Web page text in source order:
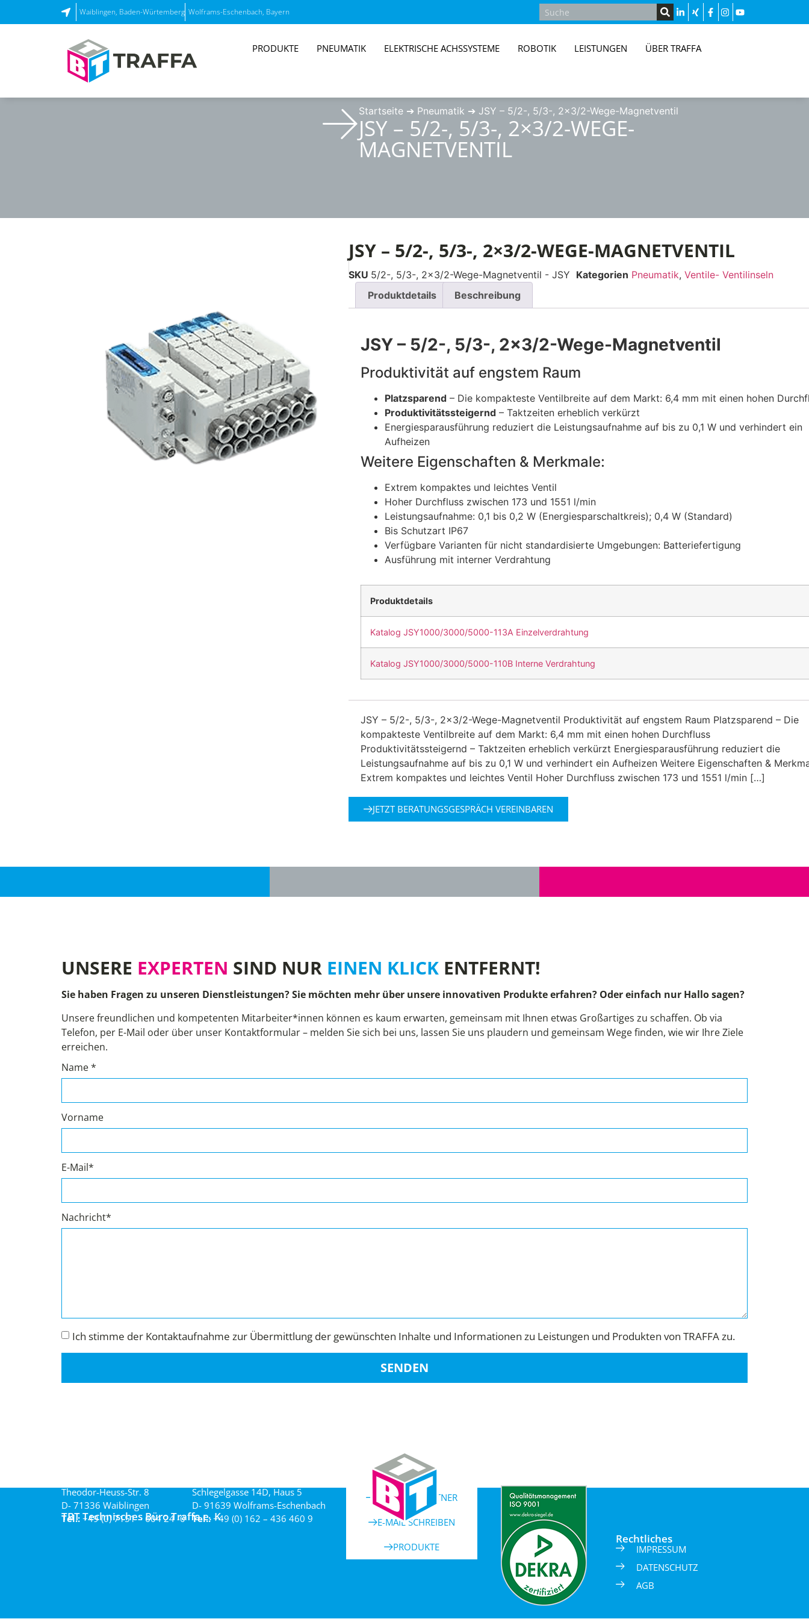
Waiblingen, Baden-Würtemberg Wolframs-Eschenbach, Bayern
PRODUKTE PNEUMATIK ELEKTRISCHE ACHSSYSTEME ROBOTIK LEISTUNGEN ÜBER TRAFFA
Startseite➔ Pneumatik ➔ JSY – 5/2-, 5/3-, 2×3/2-Wege-Magnetventil
JSY – 5/2-, 5/3-, 2×3/2-WEGE-
MAGNETVENTIL
JSY – 5/2-, 5/3-, 2×3/2-WEGE-MAGNETVENTIL
SKU 5/2-, 5/3-, 2x3/2-Wege-Magnetventil - JSY Kategorien Pneumatik,Ventile- Ventilinseln
Produktdetails
Beschreibung
JSY – 5/2-, 5/3-, 2×3/2-Wege-Magnetventil
Produktivität auf engstem Raum
Platzsparend – Die kompakteste Ventilbreite auf dem Markt: 6,4 mm mit einen hohen
Produktivitätssteigernd – Taktzeiten erheblich verkürzt
Energiesparausführung reduziert die Leistungsaufnahme auf bis zu 0,1 W und verhindert ein
Aufheizen
Weitere Eigenschaften & Merkmale:
Extrem kompaktes und leichtes Ventil
Hoher Durchfluss zwischen 173 und 1551 l/min
Leistungsaufnahme: 0,1 bis 0,2 W (Energiesparschaltkreis); 0,4 W (Standard)
Bis Schutzart IP67
Verfügbare Varianten für nicht standardisierte Umgebungen: Batteriefertigung
Ausführung mit interner Verdrahtung
Produktdetails
Katalog JSY1000/3000/5000-113A Einzelverdrahtung
Katalog JSY1000/3000/5000-110B Interne Verdrahtung
JSY – 5/2-, 5/3-, 2×3/2-Wege-Magnetventil Produktivität auf engstem Raum Platzsparend – Die
kompakteste Ventilbreite auf dem Markt: 6,4 mm mit einen hohen Durchfluss
Produktivitätssteigernd – Taktzeiten erheblich verkürzt Energiesparausführung reduziert die
Leistungsaufnahme auf bis zu 0,1 W und verhindert ein Aufheizen Weitere Eigenschaften &
Extrem kompaktes und leichtes Ventil Hoher Durchfluss zwischen 173 und 1551 l/min […]
JETZT BERATUNGSGESPRÄCH VEREINBAREN
UNSERE EXPERTEN SIND NUR EINEN KLICK ENTFERNT!
Sie haben Fragen zu unseren Dienstleistungen? Sie möchten mehr über unsere innovativen Produkte erfahren? Oder einfach nur Hallo sagen?
Unsere freundlichen und kompetenten Mitarbeiter*innen können es kaum erwarten, gemeinsam mit Ihnen etwas Großartiges zu schaffen. Ob via
Telefon, per E-Mail oder über unser Kontaktformular – melden Sie sich bei uns, lassen Sie uns plaudern und gemeinsam Wege finden, wie wir Ihre Ziele
erreichen.
Name *
Vorname
E-Mail*
Nachricht*
Ich stimme der Kontaktaufnahme zur Übermittlung der gewünschten Inhalte und Informationen zu Leistungen und Produkten von TRAFFA zu.
SENDEN
TBT Technisches Büro Traffa e. K.
Theodor-Heuss-Str. 8
D- 71336 Waiblingen
Tel.: +49 (0) 7151 – 604 24 -0
Schlegelgasse 14D, Haus 5
D- 91639 Wolframs-Eschenbach
Tel.:+49 (0) 162 – 436 460 9
ANSPRECHPARTNER
E-MAIL SCHREIBEN
PRODUKTE
Rechtliches
IMPRESSUM
DATENSCHUTZ
AGB